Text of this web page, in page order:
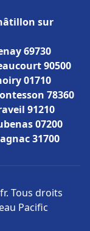
sur
69730
90500
01710
78360
91210
07200
31700
Tous droits
Pacific